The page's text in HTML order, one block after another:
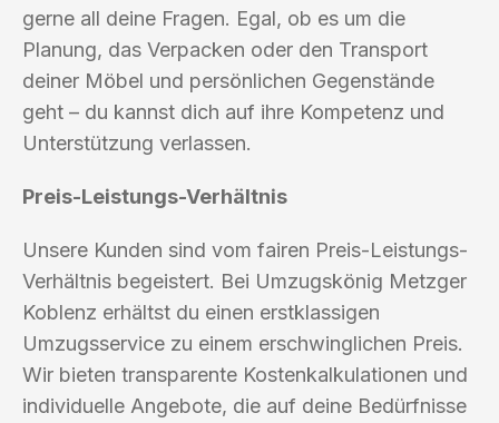
gerne all deine Fragen. Egal, ob es um die
Planung, das Verpacken oder den Transport
deiner Möbel und persönlichen Gegenstände
geht – du kannst dich auf ihre Kompetenz und
Unterstützung verlassen.
Preis-Leistungs-Verhältnis
Unsere Kunden sind vom fairen Preis-Leistungs-
Verhältnis begeistert. Bei Umzugskönig Metzger
Koblenz erhältst du einen erstklassigen
Umzugsservice zu einem erschwinglichen Preis.
Wir bieten transparente Kostenkalkulationen und
individuelle Angebote, die auf deine Bedürfnisse